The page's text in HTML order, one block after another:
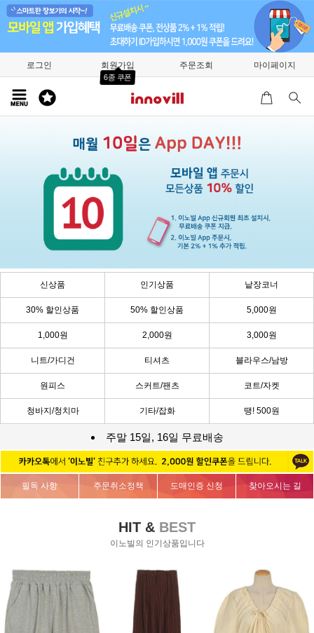
로그인 회원가입
6종 쿠폰
주문조회 마이페이지
신상품 인기상품 낱장코너
30% 할인상품 50% 할인상품 5,000원
1,000원 2,000원 3,000원
니트/가디건 티셔츠 블라우스/남방
원피스 스커트/팬츠 코트/자켓
청바지/청치마 기타/잡화 땡! 500원
주말 15일, 16일 무료배송
필독 사항 주문취소정책 도매인증 신청 찾아오시는 길
HIT & BEST
이노빌의 인기상품입니다